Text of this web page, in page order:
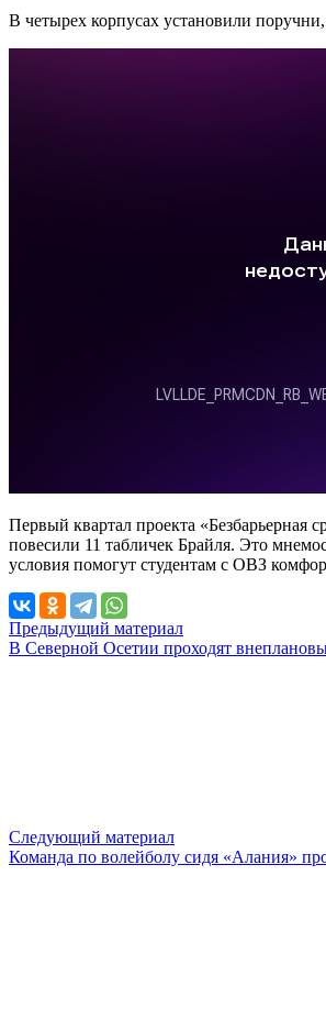
В четырех корпусах установили
Первый квартал проекта «Безбарьерная
повесили 11 табличек Брайля. Это
условия помогут студентам с ОВЗ
Предыдущий материал
В Северной Осетии проходят
Следующий материал
Команда по волейболу сидя «Алания»